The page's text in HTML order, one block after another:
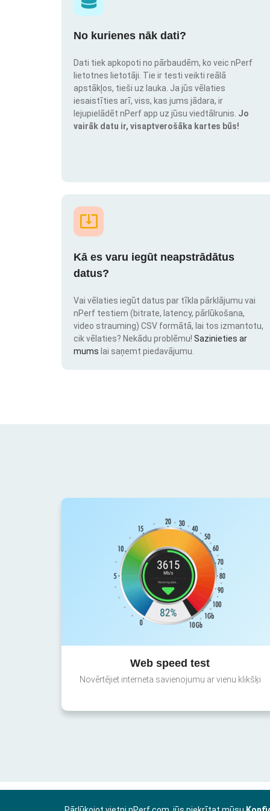
No kurienes nāk dati?
Dati tiek apkopoti no pārbaudēm, ko veic nPerf
lietotnes lietotāji. Tie ir testi veikti reālā
apstākļos, tieši uz lauka. Ja jūs vēlaties
iesaistīties arī, viss, kas jums jādara, ir
lejupielādēt nPerf app uz jūsu viedtālrunis. Jo
vairāk datu ir, visaptverošāka kartes būs!
Kā es varu iegūt neapstrādātus
datus?
Vai vēlaties iegūt datus par tīkla pārklājumu vai
nPerf testiem (bitrate, latency, pārlūkošana,
video strauming) CSV formātā, lai tos izmantotu,
cik vēlaties? Nekādu problēmu! Sazinieties ar
mums lai saņemt piedavājumu.
Web speed test
Novērtējiet interneta savienojumu ar vienu klikšķi